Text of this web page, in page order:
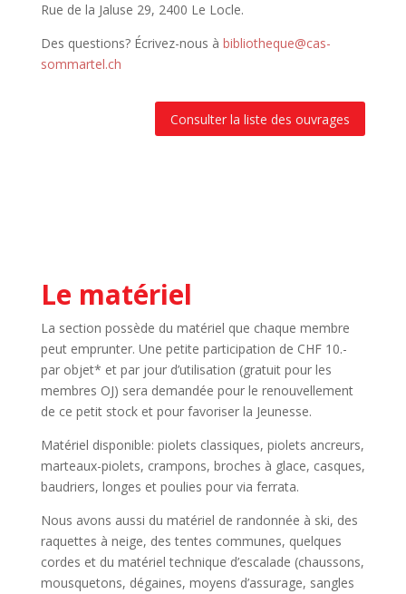
Rue de la Jaluse 29, 2400 Le Locle.
Des questions? Écrivez-nous à bibliotheque@cas-
sommartel.ch
Consulter la liste des ouvrages
Le matériel
La section possède du matériel que chaque membre
peut emprunter. Une petite participation de CHF 10.-
par objet* et par jour d’utilisation (gratuit pour les
membres OJ) sera demandée pour le renouvellement
de ce petit stock et pour favoriser la Jeunesse.
Matériel disponible: piolets classiques, piolets ancreurs,
marteaux-piolets, crampons, broches à glace, casques,
baudriers, longes et poulies pour via ferrata.
Nous avons aussi du matériel de randonnée à ski, des
raquettes à neige, des tentes communes, quelques
cordes et du matériel technique d’escalade (chaussons,
mousquetons, dégaines, moyens d’assurage, sangles